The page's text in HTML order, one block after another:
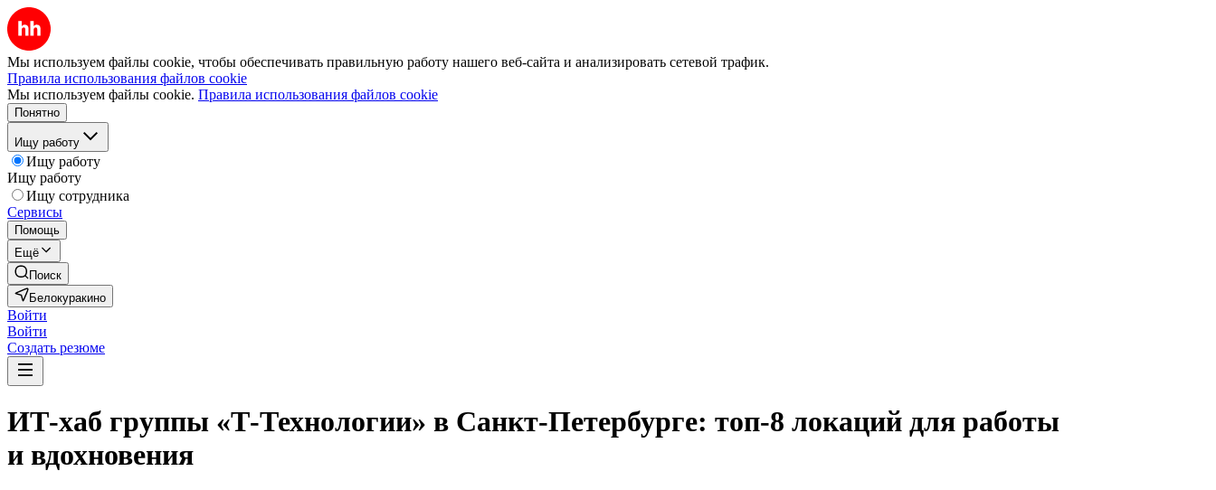
Мы используем файлы cookie, чтобы обеспечивать правильную работу нашего веб-сайта и анализировать сетевой трафик.
Правила использования файлов cookie
Мы используем файлы cookie. Правила использования файлов cookie
Понятно
Ищу работу
Ищу работу
Ищу работу
Ищу сотрудника
Сервисы
Помощь
Ещё
Поиск
Белокуракино
Войти
Войти
Создать резюме
ИТ-хаб группы «Т-Технологии» в Санкт-Петербурге: топ-8 локаций для работы
и вдохновения